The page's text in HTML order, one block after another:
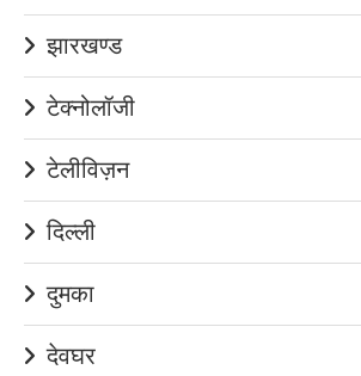
झारखण्ड
टेक्नोलॉजी
टेलीविज़न
दिल्ली
दुमका
देवघर